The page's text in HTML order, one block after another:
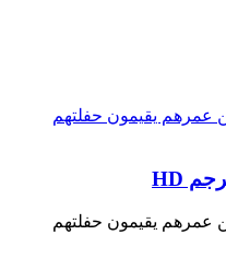
عمرهم يقيمون حفلتهم
عمرهم يقيمون حفلتهم